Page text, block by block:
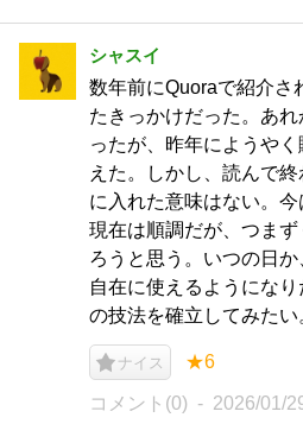
シャスイ
数年前にQuoraで紹介さ
たきっかけだった。あ
ったが、昨年にようや
えた。しかし、読んで
に入れた意味はない。今
現在は順調だが、つま
ろうと思う。いつの日
自在に使えるようにな
の技法を確立してみたい
ナイス ★6
コメント(0) 2026/01/